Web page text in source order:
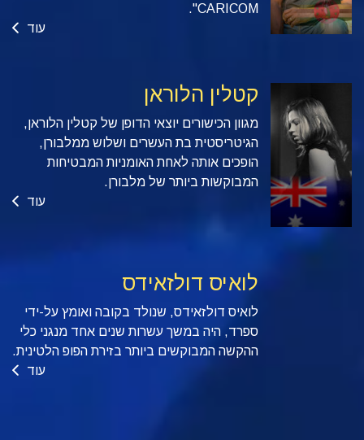
CARICOM".
עוד
קטלין הלוראן
מגוון הכישורים יוצאי הדופן של קטלין הלוראן,
הגיטריסטית בת העשרים ושלוש ממלבורן,
הופכים אותה לאחת האומניות המבטיחות
המבוקשות ביותר של מלבורן.
עוד
לואיס דולזאידס
לואיס דולזאידס, שנולד בקובה ואומץ על-ידי
ספרד, היה במשך עשרות שנים אחד מנגני כלי
ההקשה המבוקשים ביותר בזירת הפופ הלטינית.
עוד